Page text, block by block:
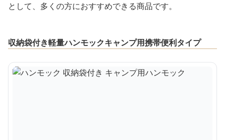
として、多くの方におすすめできる商品です。
収納袋付き軽量ハンモックキャンプ用携帯便利タイプ